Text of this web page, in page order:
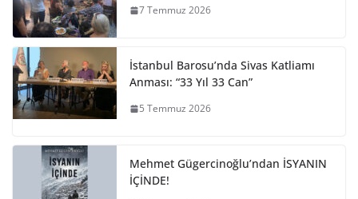
7 Temmuz 2026
İstanbul Barosu’nda Sivas Katliamı
Anması: “33 Yıl 33 Can”
5 Temmuz 2026
Mehmet Gügercinoğlu’ndan İSYANIN
İÇİNDE!